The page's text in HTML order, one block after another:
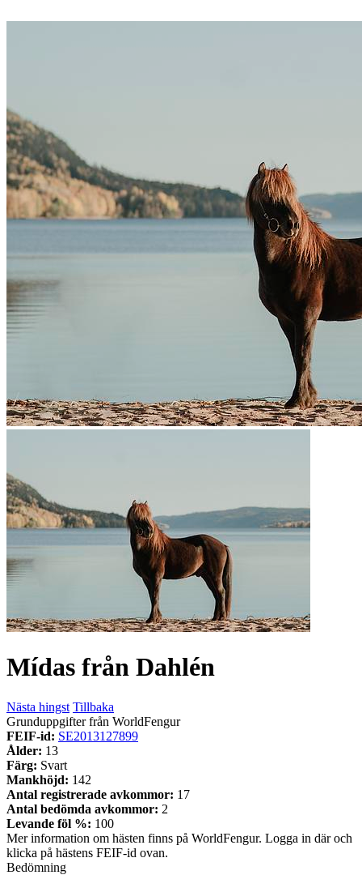
Mídas från Dahlén
Nästa hingst Tillbaka
Grunduppgifter från WorldFengur
FEIF-id: SE2013127899
Ålder: 13
Färg: Svart
Mankhöjd: 142
Antal registrerade avkommor: 17
Antal bedömda avkommor: 2
Levande föl %: 100
Mer information om hästen finns på WorldFengur. Logga in där och
klicka på hästens FEIF-id ovan.
Bedömning